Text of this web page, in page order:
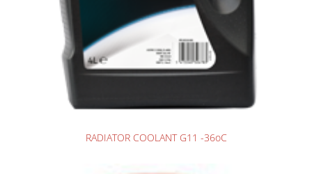
RADIATOR COOLANT G11 -36oC